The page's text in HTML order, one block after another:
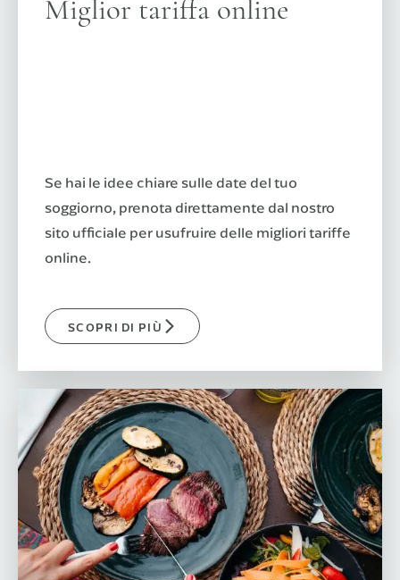
Miglior tariffa online
Se hai le idee chiare sulle date del tuo
soggiorno, prenota direttamente dal nostro
sito ufficiale per usufruire delle migliori tariffe
online.
SCOPRI DI PIÙ